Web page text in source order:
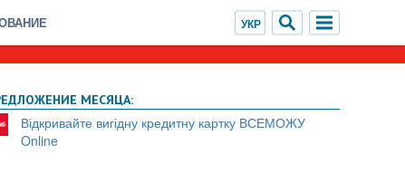
МЕСЯЦА:
Відкривайте вигідну кредитну картку ВСЕМОЖУ
Online